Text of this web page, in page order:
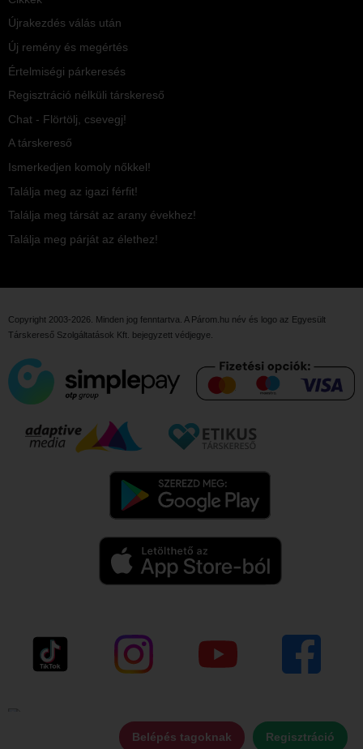
Belépés tagoknak Regisztráció
Újrakezdés válás után
Új remény és megértés
Értelmiségi párkeresés
Regisztráció nélküli társkereső
Chat - Flörtölj, csevegj!
A társkereső
Ismerkedjen komoly nőkkel!
Találja meg az igazi férfit!
Találja meg társát az arany évekhez!
Találja meg párját az élethez!
Copyright 2003-2026. Minden jog fenntartva. A Párom.hu név és logo az Egyesült
Társkereső Szolgáltatások Kft. bejegyzett védjegye.